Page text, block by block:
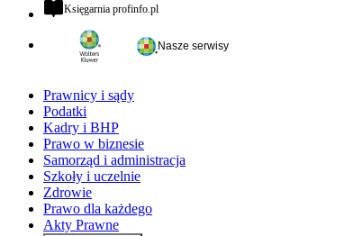
Księgarnia profinfo.plotwiera się w nowej karcie
Nasze serwisy
Prawnicy i sądy
Podatki
Kadry i BHP
Prawo w biznesie
Samorząd i administracja
Szkoły i uczelnie
Zdrowie
Prawo dla każdego
Akty Prawne